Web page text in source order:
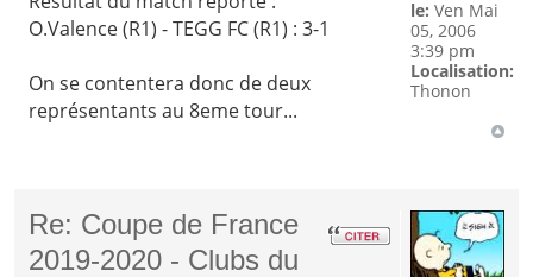
O.Valence (R1) - TEGG FC (R1) : 3-1
On se contentera donc de deux
représentants au 8eme tour...
le: Ven Mai
05, 2006
3:39 pm
Localisation:
Thonon
Re: Coupe de France
2019-2020 - Clubs du